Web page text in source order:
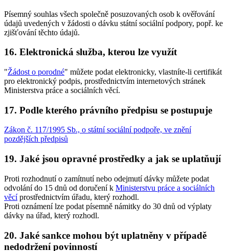
Písemný souhlas všech společně posuzovaných osob k ověřování
údajů uvedených v žádosti o dávku státní sociální podpory, popř. ke
zjišťování těchto údajů.
16. Elektronická služba, kterou lze využít
"Žádost o porodné" můžete podat elektronicky, vlastníte-li certifikát
pro elektronický podpis, prostřednictvím internetových stránek
Ministerstva práce a sociálních věcí.
17. Podle kterého právního předpisu se postupuje
Zákon č. 117/1995 Sb., o státní sociální podpoře, ve znění
pozdějších předpisů
19. Jaké jsou opravné prostředky a jak se uplatňují
Proti rozhodnutí o zamítnutí nebo odejmutí dávky můžete podat
odvolání do 15 dnů od doručení k Ministerstvu práce a sociálních
věcíprostřednictvím úřadu, který rozhodl.
Proti oznámení lze podat písemně námitky do 30 dnů od výplaty
dávky na úřad, který rozhodl.
20. Jaké sankce mohou být uplatněny v případě
nedodržení povinností